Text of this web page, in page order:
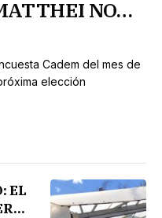
LUGAR.
Cadem del mes de
elección
EL